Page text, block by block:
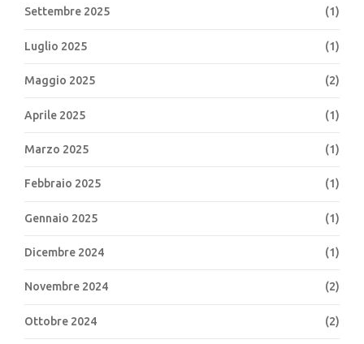
Settembre 2025 (1)
Luglio 2025 (1)
Maggio 2025 (2)
Aprile 2025 (1)
Marzo 2025 (1)
Febbraio 2025 (1)
Gennaio 2025 (1)
Dicembre 2024 (1)
Novembre 2024 (2)
Ottobre 2024 (2)